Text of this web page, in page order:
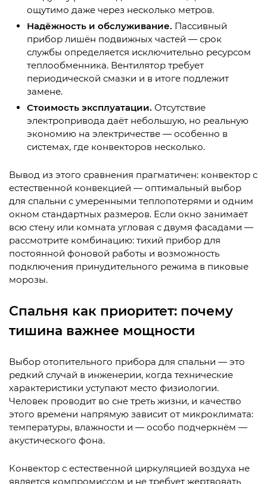
ощутимо даже через несколько метров.
Надёжность и обслуживание. Пассивный
прибор лишён подвижных частей — срок
службы определяется исключительно ресурсом
теплообменника. Вентилятор требует
периодической смазки и в итоге подлежит
замене.
Стоимость эксплуатации. Отсутствие
электропривода даёт небольшую, но реальную
экономию на электричестве — особенно в
системах, где конвекторов несколько.
Вывод из этого сравнения прагматичен: конвектор с
естественной конвекцией — оптимальный выбор
для спальни с умеренными теплопотерями и одним
окном стандартных размеров. Если окно занимает
всю стену или комната угловая с двумя фасадами —
рассмотрите комбинацию: тихий прибор для
постоянной фоновой работы и возможность
подключения принудительного режима в пиковые
морозы.
Спальня как приоритет: почему
тишина важнее мощности
Выбор отопительного прибора для спальни — это
редкий случай в инженерии, когда технические
характеристики уступают место физиологии.
Человек проводит во сне треть жизни, и качество
этого времени напрямую зависит от микроклимата:
температуры, влажности и — особо подчеркнём —
акустического фона.
Конвектор с естественной циркуляцией воздуха не
является компромиссом и не требует жертвовать